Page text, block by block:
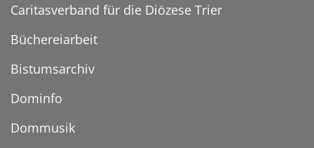
Caritasverband für die Diözese Trier
Büchereiarbeit
Bistumsarchiv
Dominfo
Dommusik